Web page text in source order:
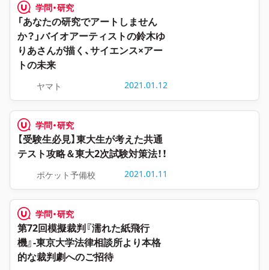
学問・研究
「あなたの研究でアートしません
か？」バイオアーティストの鈴木ゆ
りあさんが描く、サイエンス×アー
トの未来
ヤマト 2021.01.12
学問・研究
【受験生必見】東大生が考えた共通
テスト攻略＆東大2次試験対策法！！
ポケット予備校 2021.01.11
学問・研究
第72回模擬裁判『濡れた紙飛行
機』-東京大学法律相談所より本格
的な裁判劇へのご招待